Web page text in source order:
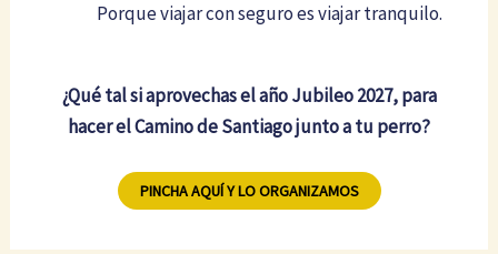
Porque viajar con seguro es viajar tranquilo.
¿Qué tal si aprovechas el año Jubileo 2027, para
hacer el Camino de Santiago junto a tu perro?
PINCHA AQUÍ Y LO ORGANIZAMOS